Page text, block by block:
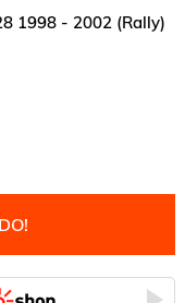
1998 - 2002 (Rally)